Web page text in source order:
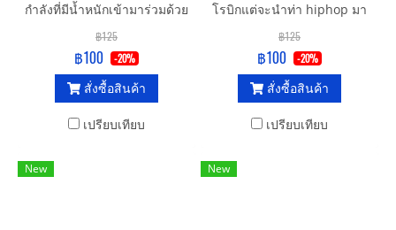
กำลังที่มีน้ำหนักเข้ามาร่วมด้วย
โดยจะใช้ bar bell แผ่นน้ำหนัก
และstep โดยจะออกกำลังกาย
ตามจังหวะเพลง เหมาะสำหรับ
คนที่ต้องการความแข็งแรงของ
กล้ามเนื้อ
฿125
฿100 -20%
สั่งซื้อสินค้า
เปรียบเทียบ
โรบิกแต่จะนำท่า hiphop มา
ผสมในการเต้น จะเหมาะ
สำหรับวัยรุ่น
฿125
฿100 -20%
สั่งซื้อสินค้า
เปรียบเทียบ
New New